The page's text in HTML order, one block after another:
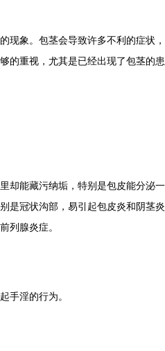
象。包茎会导致许多不利的症状
的重视，尤其是已经出现了包茎的
能藏污纳垢，特别是包皮能分泌
是冠状沟部，易引起包皮炎和阴茎
列腺炎症。
淫的行为。